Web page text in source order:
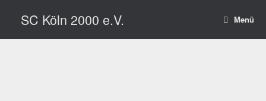
springenSC Köln 2000 e.V. Menü